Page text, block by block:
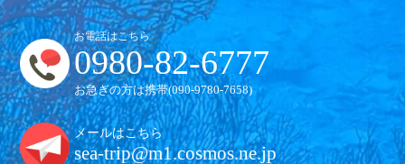
お電話はこちら
0980-82-6777
お急ぎの方は携帯(090-9780-7658)
メールはこちら
sea-trip@m1.cosmos.ne.jp